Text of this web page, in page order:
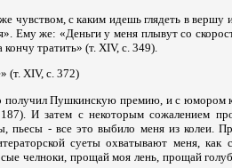
чувством, с каким идешь глядеть в вершу
Ему же: «Деньги у меня плывут со
тратить» (т. XIV, с. 349).
(т. XIV, с. 372)
Пушкинскую премию, и с юмором
И затем с некоторым сожалением
пьесы - все это выбило меня из колеи.
суеты охватывают меня, как
челноки, прощай моя лень, прощай